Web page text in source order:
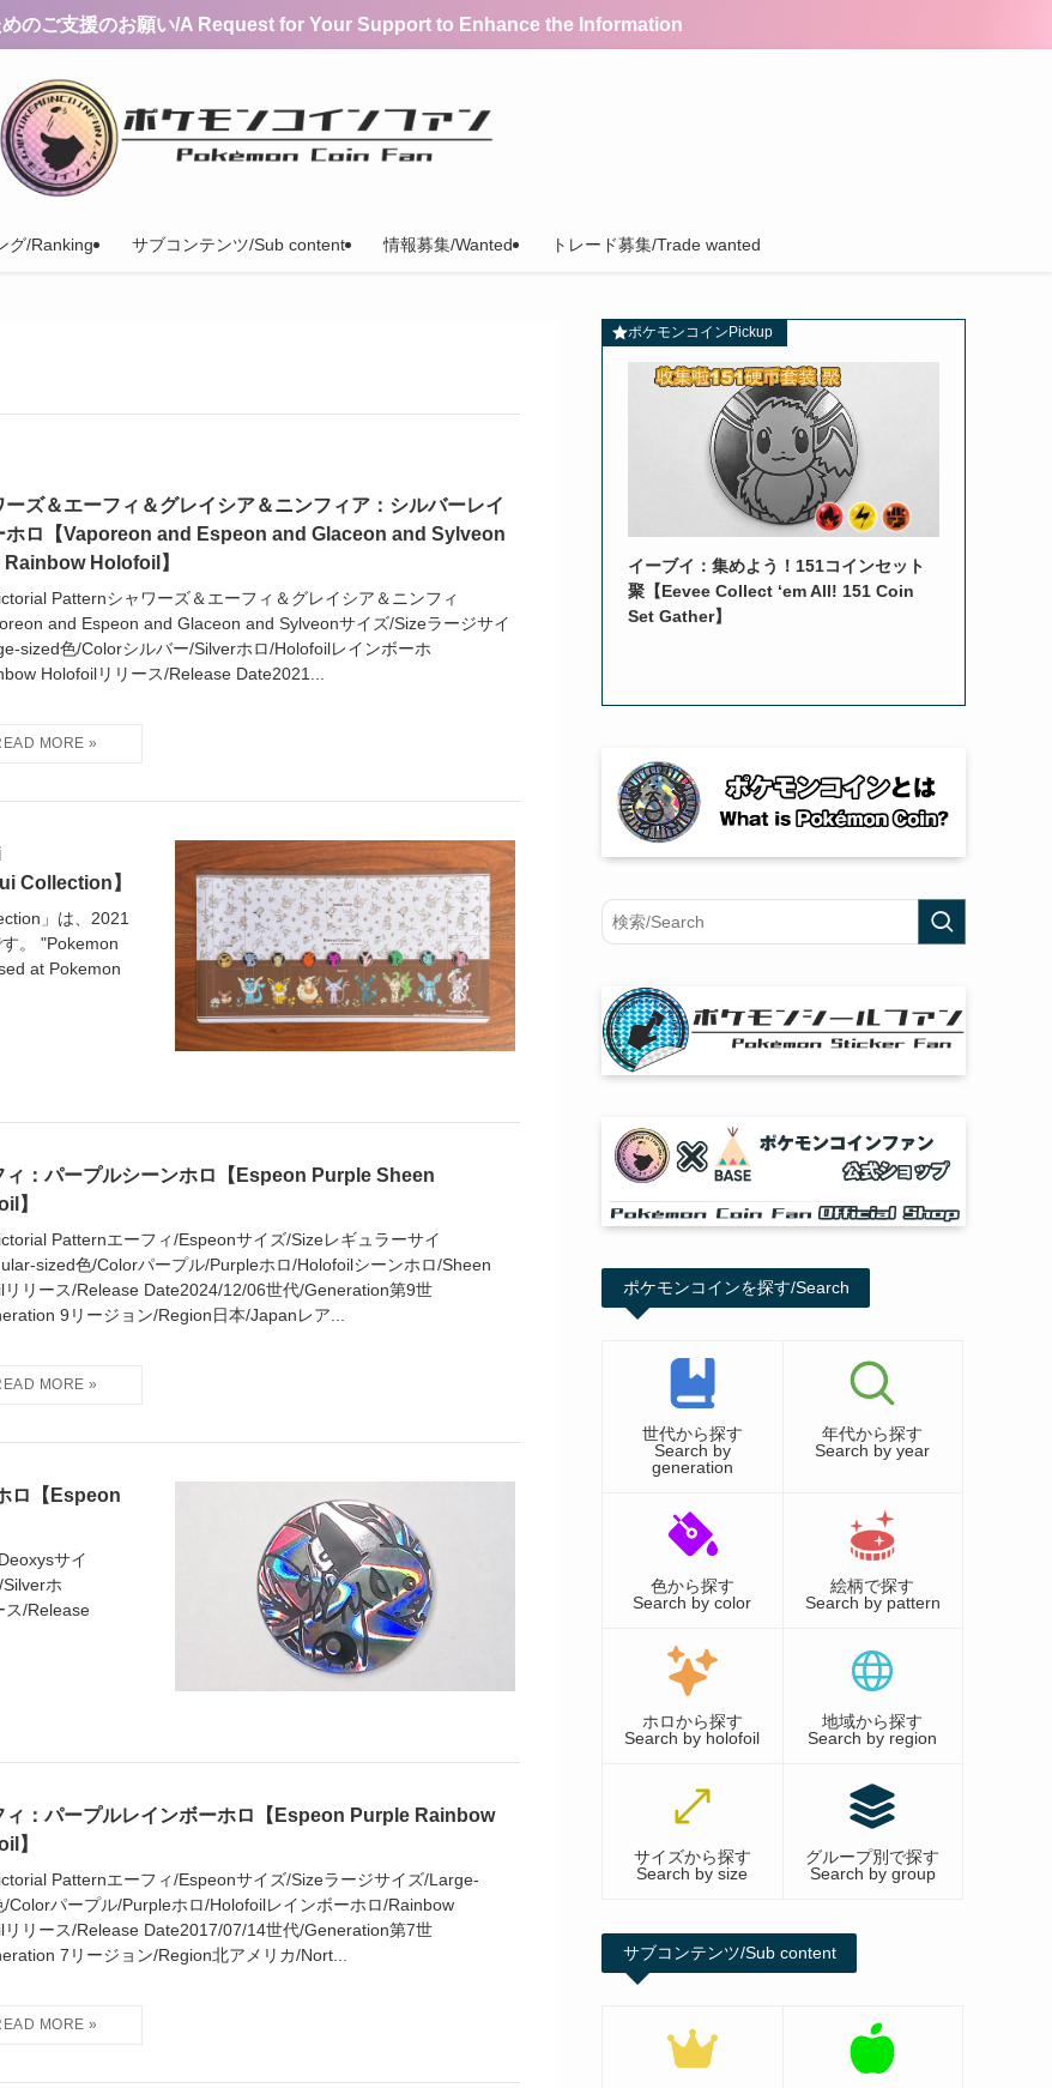
めのご支援のお願い/A Request for Your Support to Enhance the Information
グ/Ranking サブコンテンツ/Sub content 情報募集/Wanted トレード募集/Trade wanted
ーズ＆エーフィ＆グレイシア＆ニンフィア：シルバーレイ
ホロ【Vaporeon and Espeon and Glaceon and Sylveon
Holofoil】
Patternシャワーズ＆エーフィ＆グレイシア＆ニンフィ
and Espeon and Glaceon and Sylveonサイズ/Sizeラージサイ
sized色/Colorシルバー/Silverホロ/Holofoilレインボーホ
Holofoilリリース/Release Date2021...
Collection】
」は、2021
。 "Pokemon
at Pokemon
ィ：パープルシーンホロ【Espeon Purple Sheen
】
Patternエーフィ/Espeonサイズ/Sizeレギュラーサイ
sized色/Colorパープル/Purpleホロ/Holofoilシーンホロ/Sheen
リリース/Release Date2024/12/06世代/Generation第9世
9リージョン/Region日本/Japanレア...
ロ【Espeon
サイ
ホ
ス/Release
ィ：パープルレインボーホロ【Espeon Purple Rainbow
】
Patternエーフィ/Espeonサイズ/Sizeラージサイズ/Large-
/Colorパープル/Purpleホロ/Holofoilレインボーホロ/Rainbow
リリース/Release Date2017/07/14世代/Generation第7世
7リージョン/Region北アメリカ/Nort...
ポケモンコインPickup
イーブイ：集めよう！151コインセット
聚【Eevee Collect ‘em All! 151 Coin
Set Gather】
ポケモンコインを探す/Search
世代から探す
Search by
generation
年代から探す
Search by year
色から探す
Search by color
絵柄で探す
Search by pattern
ホロから探す
Search by holofoil
地域から探す
Search by region
サイズから探す
Search by size
グループ別で探す
Search by group
サブコンテンツ/Sub content